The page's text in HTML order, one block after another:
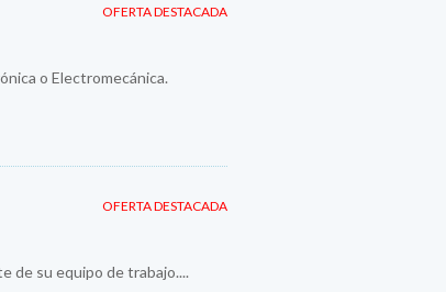
OFERTA DESTACADA
o Electromecánica.
OFERTA DESTACADA
de su equipo de trabajo....